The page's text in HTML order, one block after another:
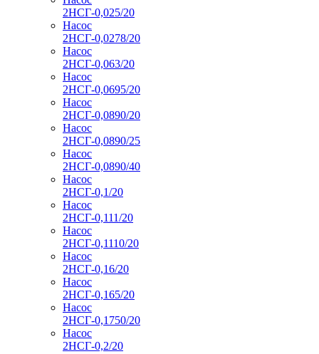
2НСГ-0,025/20
Насос
2НСГ-0,0278/20
Насос
2НСГ-0,063/20
Насос
2НСГ-0,0695/20
Насос
2НСГ-0,0890/20
Насос
2НСГ-0,0890/25
Насос
2НСГ-0,0890/40
Насос
2НСГ-0,1/20
Насос
2НСГ-0,111/20
Насос
2НСГ-0,1110/20
Насос
2НСГ-0,16/20
Насос
2НСГ-0,165/20
Насос
2НСГ-0,1750/20
Насос
2НСГ-0,2/20